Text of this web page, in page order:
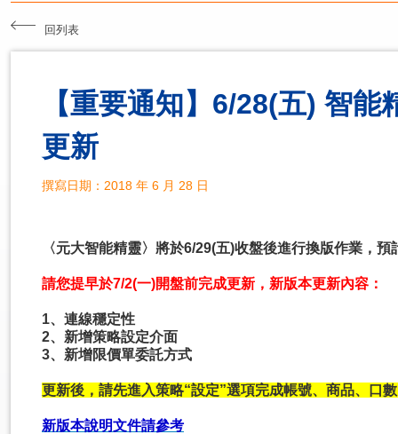
回列表
【重要通知】6/28(五) 智
更新
撰寫日期：2018 年 6 月 28 日
〈元大智能精靈〉將於6/29(五)收盤後進行換版作業，
請您提早於7/2(一)開盤前完成更新 ，新版本更新內容：
1、連線穩定性
2、新增策略設定介面
3、新增限價單委託方式
更新後，請先進入策略“設定”選項完成帳號、商品、口
新版本說明文件請參考